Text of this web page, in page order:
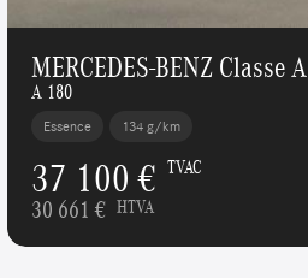
MERCEDES-BENZ Classe A
A 180
Essence 134 g/km
37 100 € TVAC
30 661 € HTVA